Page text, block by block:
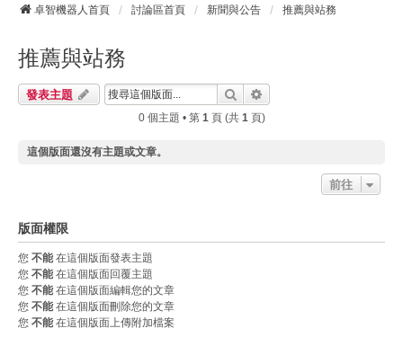
卓智機器人首頁 討論區首頁 新聞與公告 推薦與站務
推薦與站務
發表主題 搜尋
0 個主題 • 第 1頁 (共 1頁)
這個版面還沒有主題或文章。
前往
版面權限
您 不能在這個版面發表主題
您 不能在這個版面回覆主題
您 不能在這個版面編輯您的文章
您 不能在這個版面刪除您的文章
您 不能在這個版面上傳附加檔案